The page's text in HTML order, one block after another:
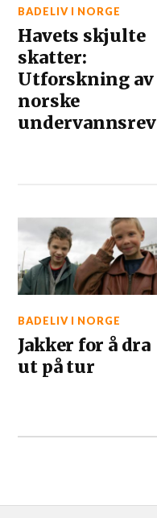
BADELIV I NORGE
Havets skjulte
skatter:
Utforskning av
norske
undervannsrev
BADELIV I NORGE
Jakker for å dra
ut på tur